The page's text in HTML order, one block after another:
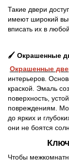
Такие двери
имеют широкий
вписать их в
🖌️ Окрашенные
Окрашенные
интерьеров.
краской. Эмаль
поверхность,
повреждениям.
до ярких и
они не боятся
Чтобы